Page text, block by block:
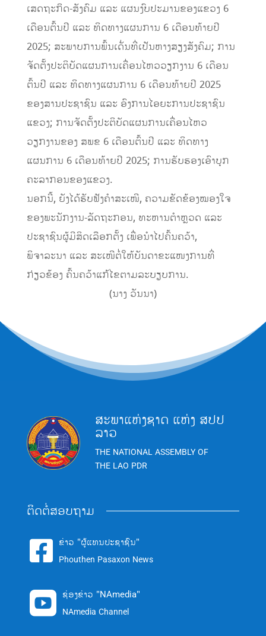
ເສດຖະກິດ-ສັງຄົມ ແລະ ແຜນງົບປະມານຂອງແຂວງ 6
ເດືອນຕົ້ນປີ ແລະ ທິດທາງແຜນການ 6 ເດືອນທ້າຍປີ
2025; ສະພາບການພົ້ນເດັ່ນທີ່ເປັນຫາງສຽງສັງຄົມ; ການ
ຈັດຕັ້ງປະຕິບັດແຜນການເຄື່ອນໄຫວວຽກງານ 6 ເດືອນ
ຕົ້ນປີ ແລະ ທິດທາງແຜນການ 6 ເດືອນທ້າຍປີ 2025
ຂອງສານປະຊາຊົນ ແລະ ອົງການໄອຍະການປະຊາຊົນ
ແຂວງ; ການຈັດຕັ້ງປະຕິບັດແຜນການເຄື່ອນໄຫວ
ວຽກງານຂອງ ສພຂ 6 ເດືອນຕົ້ນປີ ແລະ ທິດທາງ
ແຜນການ 6 ເດືອນທ້າຍປີ 2025; ການຮັບຮອງເອົາບຸກ
ຄະລາກອນຂອງແຂວງ.
ນອກນີ້, ຍັງໄດ້ຮັບຟັງຄຳສະເໜີ, ຄວາມຂັດຂ້ອງໝອງໃຈ
ຂອງພະນັກງານ-ລັດຖະກອນ, ທະຫານຕຳຫຼວດ ແລະ
ປະຊາຊົນຜູ້ມີສິດເລືອກຕັ້ງ ເພື່ອນຳໄປຄົ້ນຄວ້າ,
ພິຈາລະນາ ແລະ ສະເໜີຕໍ່ໃຫ້ບັນດາຂະແໜງການທີ່
ກ່ຽວຂ້ອງ ຄົ້ນຄວ້າແກ້ໄຂຕາມລະບຽບການ.
(ນາງ ວັນນາ)
ສະພາແຫ່ງຊາດ ແຫ່ງ ສປປ
ລາວ
THE NATIONAL ASSEMBLY OF
THE LAO PDR
ຕິດຕໍ່ສອບຖາມ
 ຂ່າວ "ຜູ້ແທນປະຊາຊົນ"
Phouthen Pasaxon News
 ຊ່ອງຂ່າວ "NAmedia"
NAmedia Channel